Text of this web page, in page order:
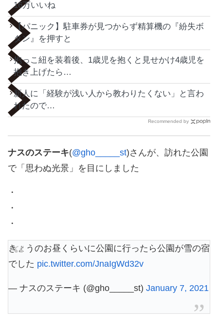
16万いいね
【パニック】駐車券が見つからず精算機の『紛失ボ
タン』を押すと
抱っこ紐を装着後、1歳児を抱くと見せかけ4歳児を
抱き上げたら…
新人に「経験が浅い人から教わりたくない」と言わ
れたので…
Recommended by
ナスのステーキ(@gho_____st)さんが、訪れた公園
で「思わぬ光景」を目にしました
・
・
・
きょうのお昼くらいに公園に行ったら公園が雪の宿
でした pic.twitter.com/JnaIgWd32v
— ナスのステーキ (@gho_____st) January 7, 2021